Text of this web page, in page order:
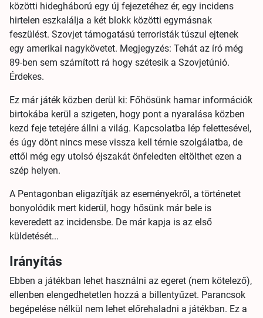
közötti hidegháború egy új fejezetéhez ér, egy incidens
hirtelen eszkalálja a két blokk közötti egymásnak
feszülést. Szovjet támogatású terroristák túszul ejtenek
egy amerikai nagykövetet. Megjegyzés: Tehát az író még
89-ben sem számított rá hogy szétesik a Szovjetúnió.
Érdekes.
Ez már játék közben derül ki: Főhösünk hamar információk
birtokába kerül a szigeten, hogy pont a nyaralása közben
kezd feje tetejére állni a világ. Kapcsolatba lép felettesével,
és úgy dönt nincs mese vissza kell térnie szolgálatba, de
ettől még egy utolsó éjszakát önfeledten eltölthet ezen a
szép helyen.
A Pentagonban eligazítják az eseményekről, a történetet
bonyolódik mert kiderül, hogy hősünk már bele is
keveredett az incidensbe. De már kapja is az első
küldetését...
Irányítás
Ebben a játékban lehet használni az egeret (nem kötelező),
ellenben elengedhetetlen hozzá a billentyűzet. Parancsok
begépelése nélkül nem lehet előrehaladni a játékban. Ez a